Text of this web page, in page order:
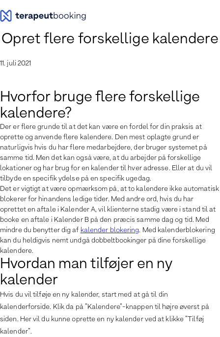
til
Opret flere forskellige kalendere
11. juli 2021
Hvorfor bruge flere forskellige
kalendere?
Der er flere grunde til at det kan være en fordel for din praksis at
oprette og anvende flere kalendere. Den mest oplagte grund er
naturligvis hvis du har flere medarbejdere, der bruger systemet på
samme tid. Men det kan også være, at du arbejder på forskellige
lokationer og har brug for en kalender til hver adresse. Eller at du vil
tilbyde en specifik ydelse på en specifik ugedag.
Det er vigtigt at være opmærksom på, at to kalendere ikke automatisk
blokerer for hinandens ledige tider. Med andre ord, hvis du har
oprettet en aftale i Kalender A, vil klienterne stadig være i stand til at
booke en aftale i Kalender B på den præcis samme dag og tid. Med
mindre du benytter dig afkalender blokering. Med kalenderblokering
kan du heldigvis nemt undgå dobbeltbookinger på dine forskellige
kalendere.
Hvordan man tilføjer en ny
kalender
Hvis du vil tilføje en ny kalender, start med at gå til din
kalenderforside. Klik da på ”Kalendere”-knappen til højre øverst på
siden. Her vil du kunne oprette en ny kalender ved at klikke ”Tilføj
kalender”.